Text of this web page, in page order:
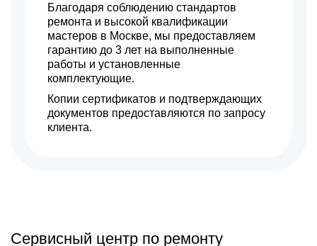
микровыключателя
770 р
Ремонт мультиклапана
650 р
Замена датчика уровня
Чистка диспенсеров Заказать
Замена бойлера
Благодаря соблюдению стандартов
ремонта и высокой квалификации
мастеров в Москве, мы предоставляем
гарантию до 3 лет на выполненные
работы и установленные
комплектующие.
Копии сертификатов и подтверждающих
документов предоставляются по запросу
клиента.
Сервисный центр по ремонту